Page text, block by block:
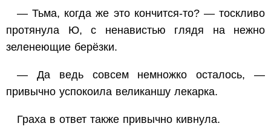
— Тьма, когда же это кончится-то? — тоскливо
протянула Ю, с ненавистью глядя на нежно
зеленеющие берёзки.
— Да ведь совсем немножко осталось, —
привычно успокоила великаншу лекарка.
Граха в ответ также привычно кивнула.